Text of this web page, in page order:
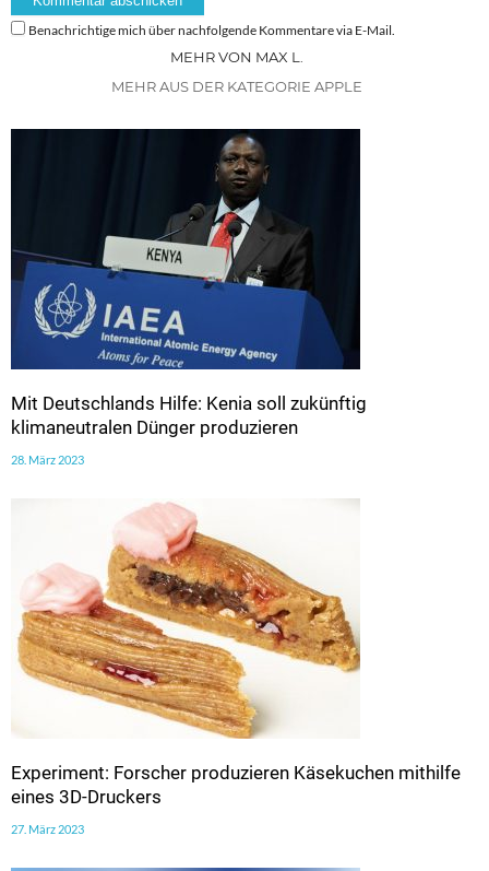
Benachrichtige mich über nachfolgende Kommentare via E-Mail.
MEHR VON MAX L.
MEHR AUS DER KATEGORIE APPLE
Mit Deutschlands Hilfe: Kenia soll zukünftig
klimaneutralen Dünger produzieren
28. März 2023
Experiment: Forscher produzieren Käsekuchen mithilfe
eines 3D-Druckers
27. März 2023